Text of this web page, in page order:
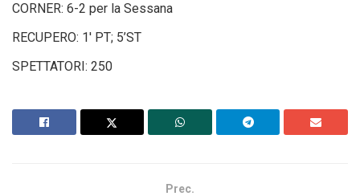
CORNER: 6-2 per la Sessana
RECUPERO: 1′ PT; 5’ST
SPETTATORI: 250
Prec.